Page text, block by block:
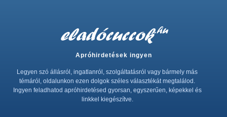
Apróhirdetések ingyen
Legyen szó állásról, ingatlanról, szolgáltatásról vagy bármely más
témáról, oldalunkon ezen dolgok széles választékát megtalálod.
Ingyen feladhatod apróhirdetésed gyorsan, egyszerűen, képekkel és
linkkel kiegészítve.